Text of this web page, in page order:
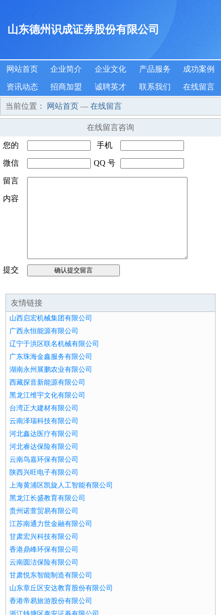
山东德州识成证券股份有限公司
网站首页 企业简介 企业文化 产品服务 成功案例
资讯动态 招商加盟 诚聘英才 联系我们 在线留言
当前位置： 网站首页 — 在线留言
在线留言咨询
您的
姓名
手机
号码
微信
号码
QQ 号
留言
内容
提交
友情链接
山西启宏机械集团有限公司
广西永恒能源有限公司
辽宁于洪区联名机械有限公司
广东珠海金鑫服务有限公司
湖南永州展鹏农业有限公司
西藏探音新能源有限公司
黑龙江维宇文化有限公司
台湾正大建材有限公司
云南泽瑞科技有限公司
河北鑫达医疗有限公司
河北睿达保险有限公司
云南鸟嘉环保有限公司
陕西兴旺电子有限公司
上海黄浦区凯旋人工智能有限公司
黑龙江长盛教育有限公司
贵州诺萱贸易有限公司
江苏南通力世金融有限公司
甘肃宏兴科技有限公司
香港鼎峰环保有限公司
云南圆洁保险有限公司
甘肃悦东智能制造有限公司
山东章丘区安达教育股份有限公司
香港帝易旅游股份有限公司